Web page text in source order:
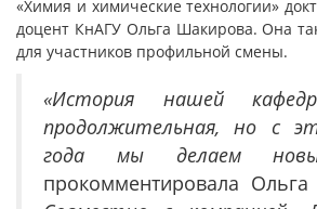
«Химия и химические технологии»
доцент КнАГУ Ольга Шакирова. Она
для участников профильной смены.
«История нашей
продолжительная, но с
года мы делаем
прокомментировала